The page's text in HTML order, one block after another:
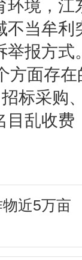
环境，
当牟利
举报方式
方面存
标采购
乱收费
近5万亩